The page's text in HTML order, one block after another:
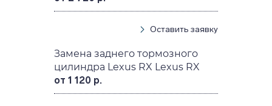
Оставить заявку
Замена заднего тормозного
цилиндра Lexus RX Lexus RX
от 1 120 р.